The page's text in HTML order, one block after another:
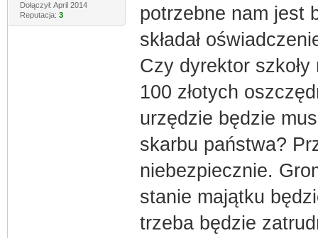
Dołączył: April 2014
Reputacja: 3
potrzebne nam jest
składał
Czy dyrektor
100 złotych
urzędzie będzie
skarbu państwa?
niebezpiecznie.
stanie majątku
trzeba będzie